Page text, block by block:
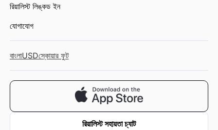
রিয়ালিস্ট লিঙ্কড ইন
যোগাযোগ
বাংলাUSDস্কোয়ার ফুট
রিয়ালিস্ট সহায়তা চ্যাট